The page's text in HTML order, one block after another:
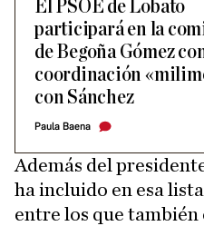
El PSOE de Lobato
participará en la
de Begoña Gómez
coordinación
con Sánchez
Paula Baena
Además del
ha incluido en esa
entre los que también